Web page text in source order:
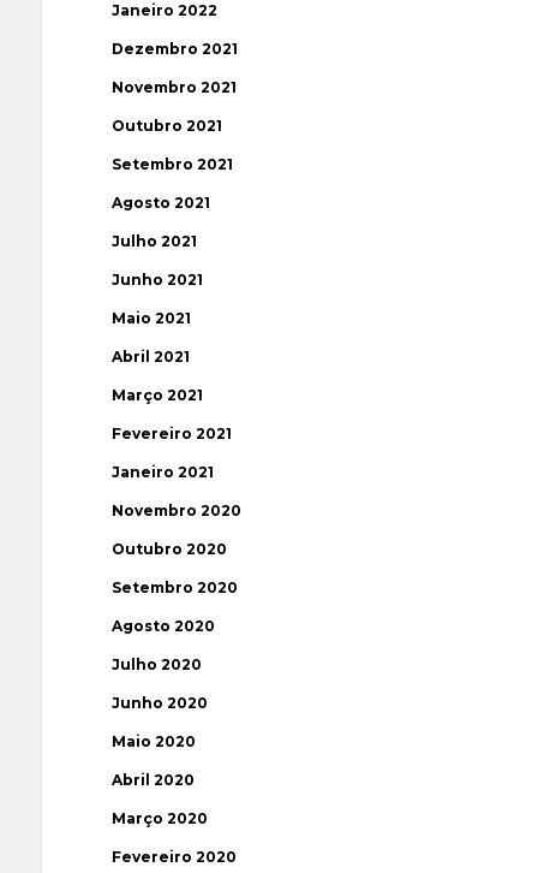
Janeiro 2022
Dezembro 2021
Novembro 2021
Outubro 2021
Setembro 2021
Agosto 2021
Julho 2021
Junho 2021
Maio 2021
Abril 2021
Março 2021
Fevereiro 2021
Janeiro 2021
Novembro 2020
Outubro 2020
Setembro 2020
Agosto 2020
Julho 2020
Junho 2020
Maio 2020
Abril 2020
Março 2020
Fevereiro 2020